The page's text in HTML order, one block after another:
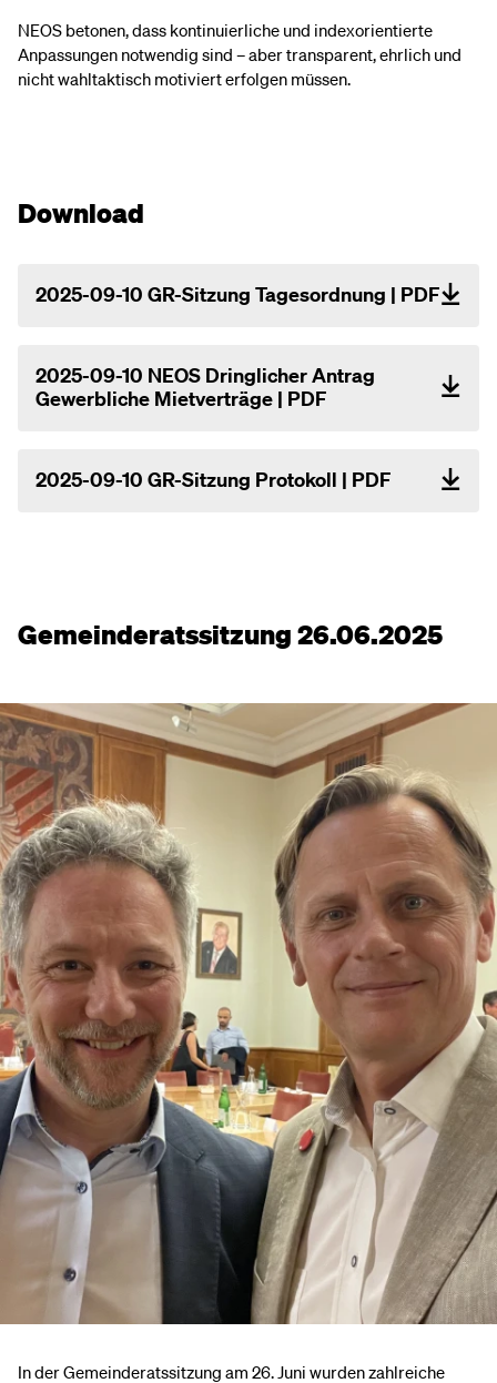
NEOS betonen, dass kontinuierliche und indexorientierte
Anpassungen notwendig sind – aber transparent, ehrlich und
nicht wahltaktisch motiviert erfolgen müssen.
Download
2025-09-10 GR-Sitzung Tagesordnung | PDF
2025-09-10 NEOS Dringlicher Antrag
Gewerbliche Mietverträge | PDF
2025-09-10 GR-Sitzung Protokoll | PDF
Gemeinderatssitzung 26.06.2025
In der Gemeinderatssitzung am 26. Juni wurden zahlreiche